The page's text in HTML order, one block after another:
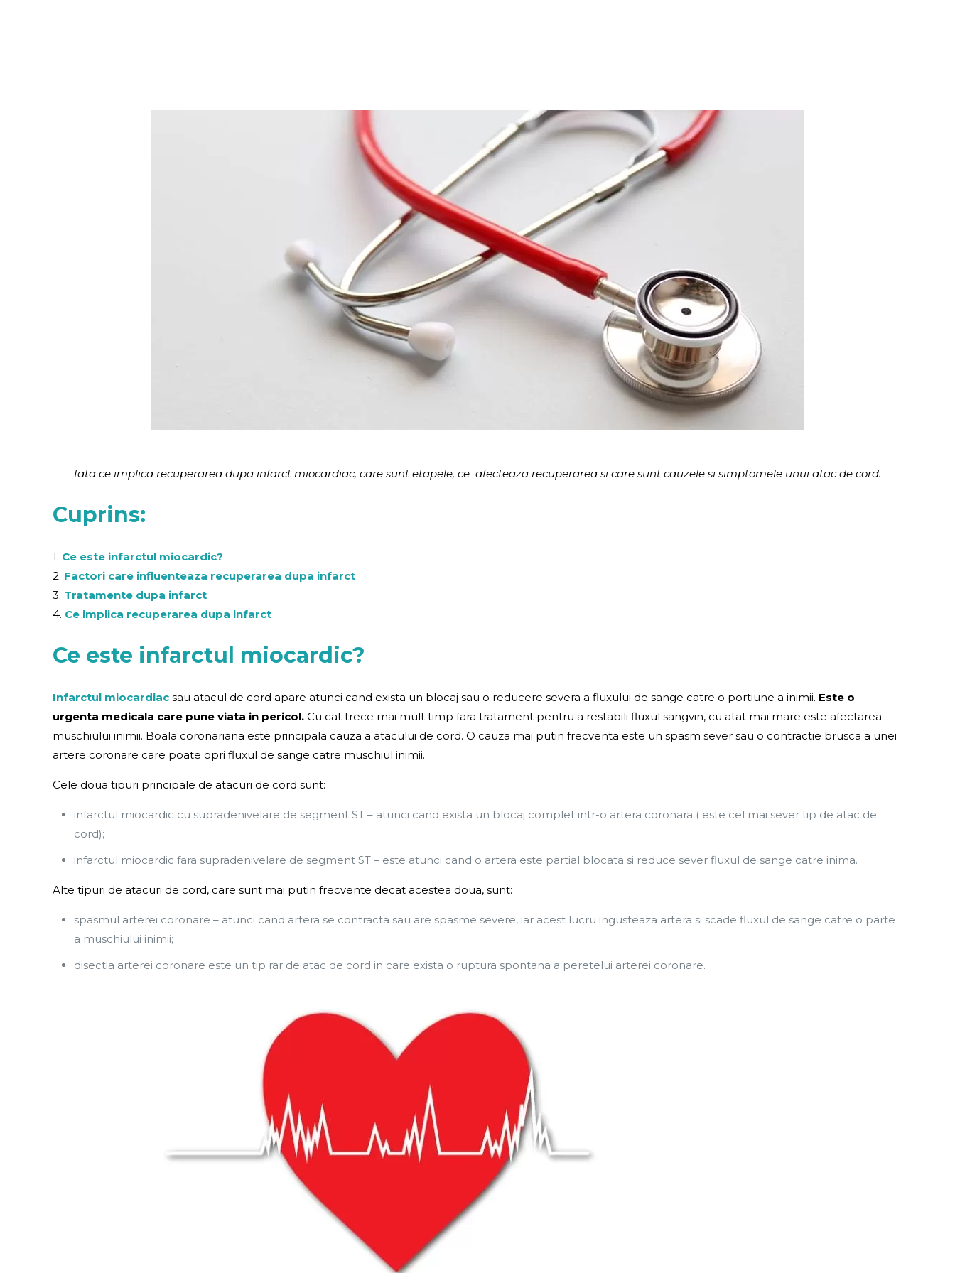
Iata ce implica recuperarea dupa infarct miocardiac, care sunt etapele, ce afecteaza recuperarea si care sunt cauzele si simptomele unui atac de cord.
Cuprins:
1. Ce este infarctul miocardic?
2. Factori care influenteaza recuperarea dupa infarct
3. Tratamente dupa infarct
4. Ce implica recuperarea dupa infarct
Ce este infarctul miocardic?
Infarctul miocardiac sau atacul de cord apare atunci cand exista un blocaj sau o reducere severa a fluxului de sange catre o portiune a inimii. Este o
urgenta medicala care pune viata in pericol. Cu cat trece mai mult timp fara tratament pentru a restabili fluxul sangvin, cu atat mai mare este afectarea
muschiului inimii. Boala coronariana este principala cauza a atacului de cord. O cauza mai putin frecventa este un spasm sever sau o contractie brusca a unei
artere coronare care poate opri fluxul de sange catre muschiul inimii.
Cele doua tipuri principale de atacuri de cord sunt:
infarctul miocardic cu supradenivelare de segment ST – atunci cand exista un blocaj complet intr-o artera coronara ( este cel mai sever tip de atac de
cord);
infarctul miocardic fara supradenivelare de segment ST – este atunci cand o artera este partial blocata si reduce sever fluxul de sange catre inima.
Alte tipuri de atacuri de cord, care sunt mai putin frecvente decat acestea doua, sunt:
spasmul arterei coronare – atunci cand artera se contracta sau are spasme severe, iar acest lucru ingusteaza artera si scade fluxul de sange catre o parte
a muschiului inimii;
disectia arterei coronare este un tip rar de atac de cord in care exista o ruptura spontana a peretelui arterei coronare.